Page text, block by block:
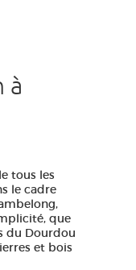
à
tous les
le cadre
que
du Dourdou
et bois